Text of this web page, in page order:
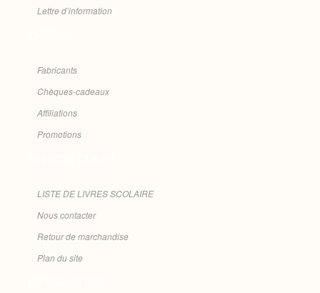
Lettre d’information
Fabricants
Chèques-cadeaux
Affiliations
Promotions
LISTE DE LIVRES SCOLAIRE
Nous contacter
Retour de marchandise
Plan du site